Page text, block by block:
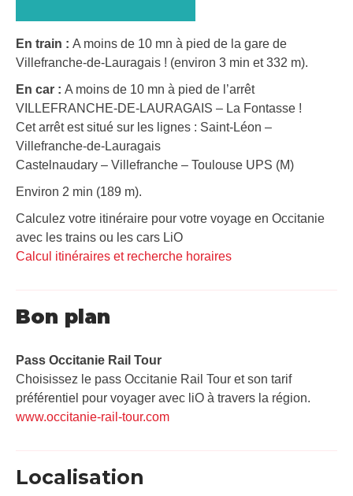
En train : A moins de 10 mn à pied de la gare de
Villefranche-de-Lauragais ! (environ 3 min et 332 m).
En car : A moins de 10 mn à pied de l’arrêt
VILLEFRANCHE-DE-LAURAGAIS – La Fontasse !
Cet arrêt est situé sur les lignes : Saint-Léon –
Villefranche-de-Lauragais
Castelnaudary – Villefranche – Toulouse UPS (M)
Environ 2 min (189 m).
Calculez votre itinéraire pour votre voyage en Occitanie
avec les trains ou les cars LiO
Calcul itinéraires et recherche horaires
Bon plan
Pass Occitanie Rail Tour​
Choisissez le pass Occitanie Rail Tour et son tarif
préférentiel pour voyager avec liO à travers la région.
www.occitanie-rail-tour.com
Localisation